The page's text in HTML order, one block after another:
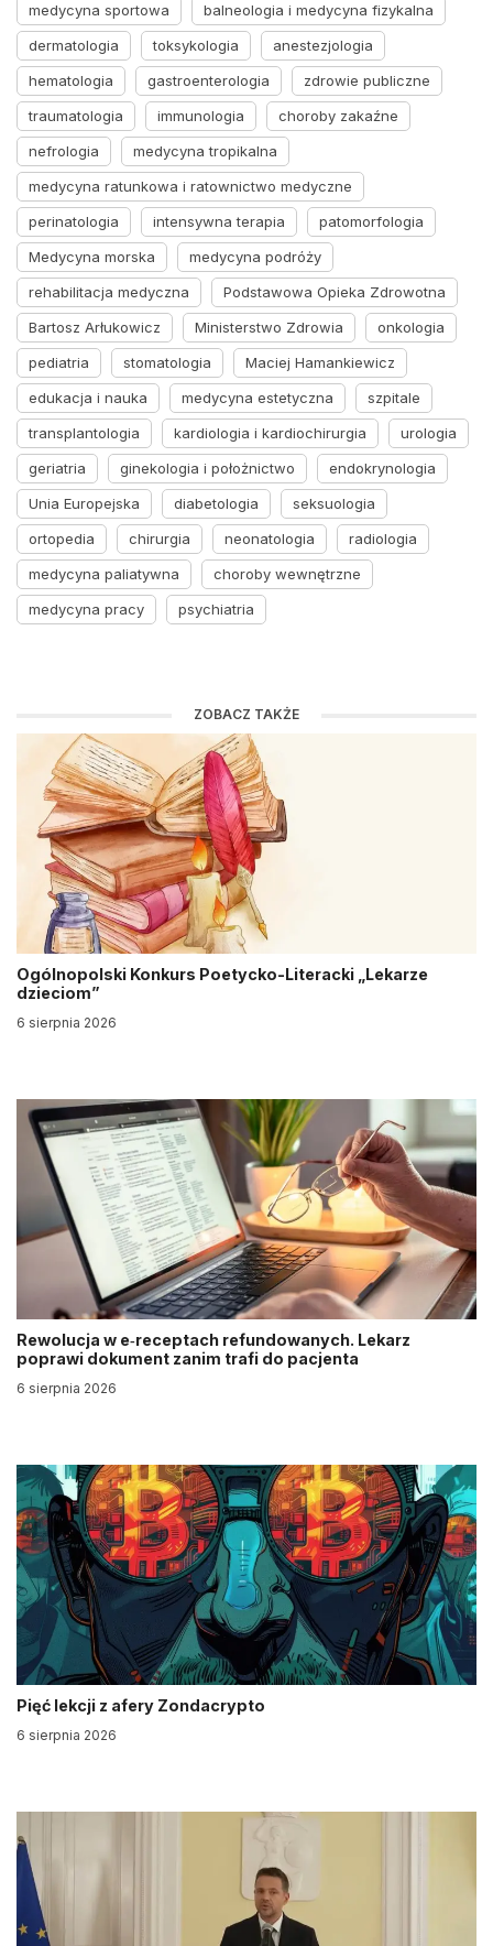
medycyna sportowa
balneologia i medycyna fizykalna
dermatologia
toksykologia
anestezjologia
hematologia
gastroenterologia
zdrowie publiczne
traumatologia
immunologia
choroby zakaźne
nefrologia
medycyna tropikalna
medycyna ratunkowa i ratownictwo medyczne
perinatologia
intensywna terapia
patomorfologia
Medycyna morska
medycyna podróży
rehabilitacja medyczna
Podstawowa Opieka Zdrowotna
Bartosz Arłukowicz
Ministerstwo Zdrowia
onkologia
pediatria
stomatologia
Maciej Hamankiewicz
edukacja i nauka
medycyna estetyczna
szpitale
transplantologia
kardiologia i kardiochirurgia
urologia
geriatria
ginekologia i położnictwo
endokrynologia
Unia Europejska
diabetologia
seksuologia
ortopedia
chirurgia neonatologia
radiologia
medycyna paliatywna
choroby wewnętrzne
medycyna pracy
psychiatria
ZOBACZ TAKŻE
Ogólnopolski Konkurs Poetycko-Literacki „Lekarze
dzieciom”
6 sierpnia 2026
Rewolucja w e‑receptach refundowanych. Lekarz
poprawi dokument zanim trafi do pacjenta
6 sierpnia 2026
Pięć lekcji z afery Zondacrypto
6 sierpnia 2026